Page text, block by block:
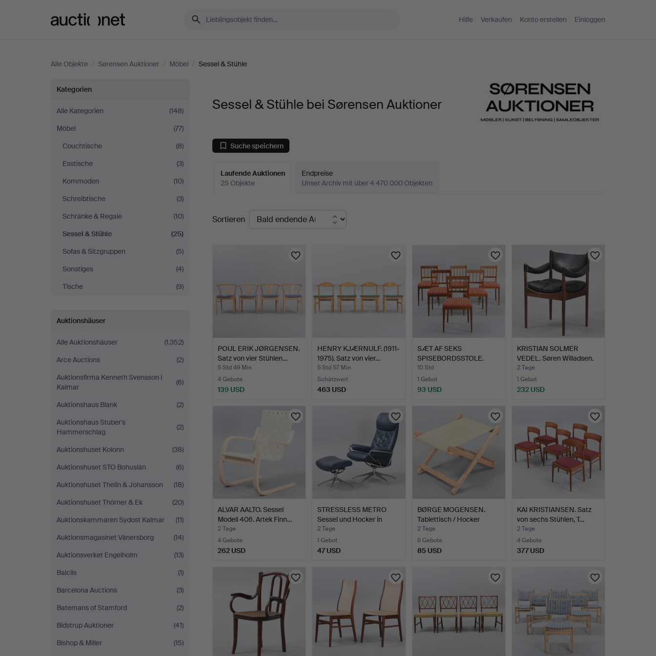
Hilfe Verkaufen Konto erstellen Einloggen
Alle Objekte / Sørensen Auktioner / Möbel / Sessel & Stühle
Sessel
&
Stühle
bei
Sørensen
Auktioner
Kategorien
Alle Kategorien
(148)
Möbel
(77)
Couchtische
(8)
Esstische
(3)
Kommoden
(10)
Schreibtische
(3)
Schränke & Regale
(10)
Sessel & Stühle
(25)
Sofas & Sitzgruppen
(5)
Sonstiges
(4)
Tische
(9)
Auktionshäuser
Alle Auktionshäuser
(1.352)
Arce Auctions
(2)
Auktionsfirma Kenneth Svensson i
Kalmar
(6)
Auktionshaus Blank
(2)
Auktionshaus Stuber's
Hammerschlag
(2)
Auktionshuset Kolonn
(38)
Auktionshuset STO Bohuslän
(6)
Auktionshuset Thelin & Johansson
(18)
Auktionshuset Thörner & Ek
(20)
Auktionskammaren Sydost Kalmar
(11)
Auktionsmagasinet Vänersborg
(14)
Auktionsverket Engelholm
(13)
Balclis
(1)
Barcelona Auctions
(3)
Batemans of Stamford
(2)
Bidstrup Auktioner
(41)
Bishop & Miller
(15)
Sessel & Stühle bei Sørensen Auktioner
Suche speichern
Laufende Auktionen
25 Objekte
Endpreise
Unser Archiv mit über 4 470 000 Objekten
Laufende
Auktionen
Sortieren
POUL ERIK JØRGENSEN.
Satz von vier Stühlen…
5 Std 49 Min
4 Gebote
139 USD
HENRY KJÆRNULF. (1911-
1975). Satz von vier…
5 Std 57 Min
Schätzwert
463 USD
SÆT AF SEKS
SPISEBORDSSTOLE.
Swedish Grace…
10 Std
1 Gebot
93 USD
KRISTIAN SOLMER
VEDEL. Søren Willadsen.
Ar…
2 Tage
1 Gebot
232 USD
ALVAR AALTO. Sessel
Modell 406. Artek Finn…
2 Tage
4 Gebote
262 USD
STRESSLESS METRO
Sessel und Hocker in
blau…
2 Tage
1 Gebot
47 USD
BØRGE MOGENSEN.
Tablettisch / Hocker
Herge…
2 Tage
6 Gebote
85 USD
KAI KRISTIANSEN. Satz
von sechs Stühlen, T…
2 Tage
4 Gebote
377 USD